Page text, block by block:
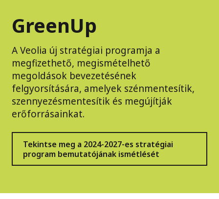
GreenUp
A Veolia új stratégiai programja a
megfizethető, megismételhető
megoldások bevezetésének
felgyorsítására, amelyek szénmentesítik,
szennyezésmentesítik és megújítják
erőforrásainkat.
Tekintse meg a 2024-2027-es stratégiai
program bemutatójának ismétlését